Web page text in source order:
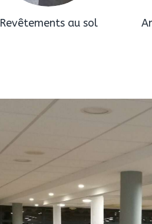
Revêtements au sol